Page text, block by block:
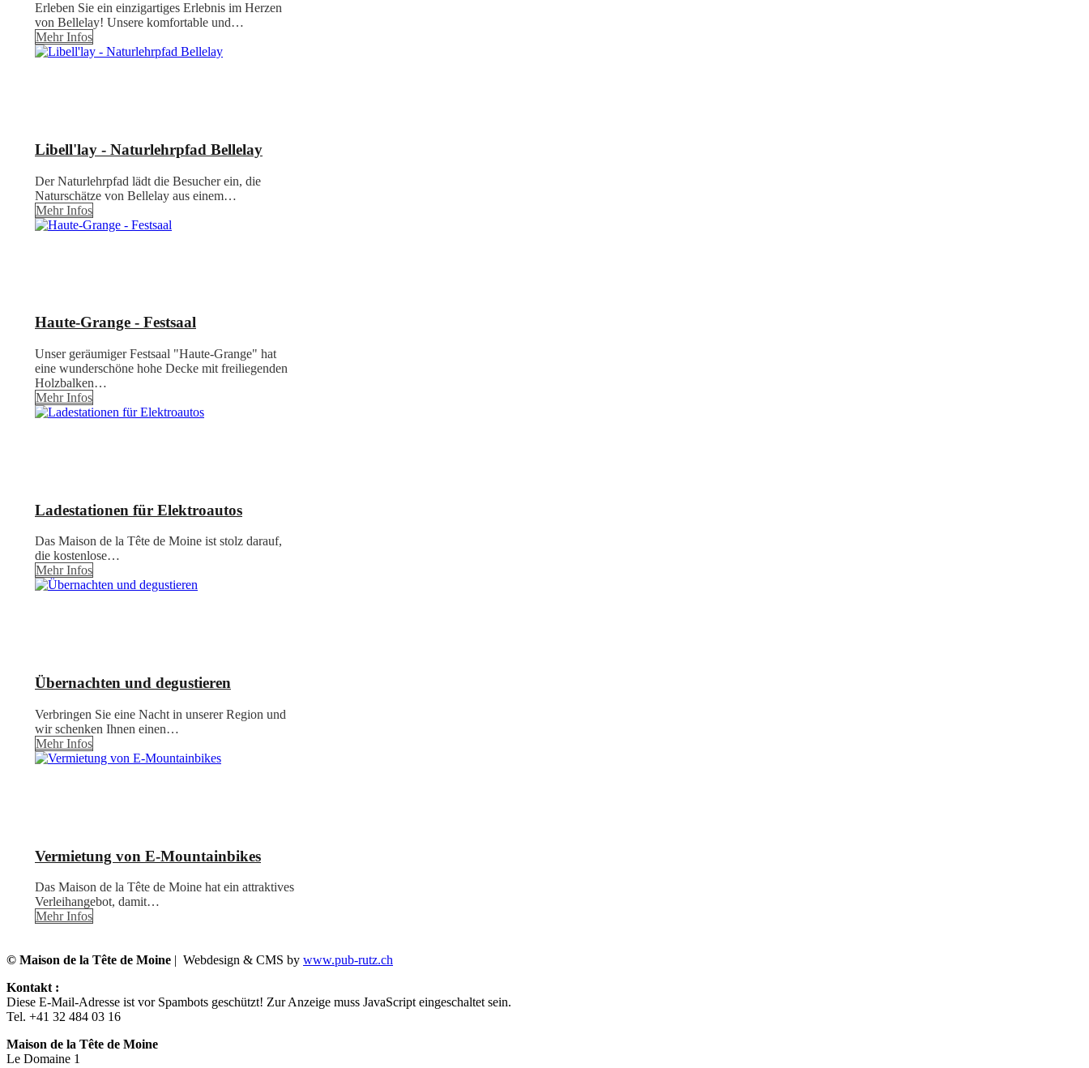
Erleben Sie ein einzigartiges Erlebnis im Herzen
von Bellelay! Unsere komfortable und…
Mehr Infos
Libell'lay - Naturlehrpfad Bellelay
Der Naturlehrpfad lädt die Besucher ein, die
Naturschätze von Bellelay aus einem…
Mehr Infos
Haute-Grange - Festsaal
Unser geräumiger Festsaal "Haute-Grange" hat
eine wunderschöne hohe Decke mit freiliegenden
Holzbalken…
Mehr Infos
Ladestationen für Elektroautos
Das Maison de la Tête de Moine ist stolz darauf,
die kostenlose…
Mehr Infos
Übernachten und degustieren
Verbringen Sie eine Nacht in unserer Region und
wir schenken Ihnen einen…
Mehr Infos
Vermietung von E-Mountainbikes
Das Maison de la Tête de Moine hat ein attraktives
Verleihangebot, damit…
Mehr Infos
© Maison de la Tête de Moine | Webdesign & CMS by www.pub-rutz.ch
Kontakt :
Diese E-Mail-Adresse ist vor Spambots geschützt! Zur Anzeige muss JavaScript eingeschaltet sein.
Tel. +41 32 484 03 16
Maison de la Tête de Moine
Le Domaine 1